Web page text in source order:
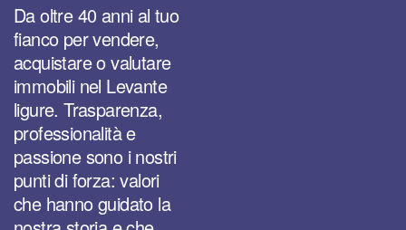
Da oltre 40 anni al tuo
fianco per vendere,
acquistare o valutare
immobili nel Levante
ligure. Trasparenza,
professionalità e
passione sono i nostri
punti di forza: valori
che hanno guidato la